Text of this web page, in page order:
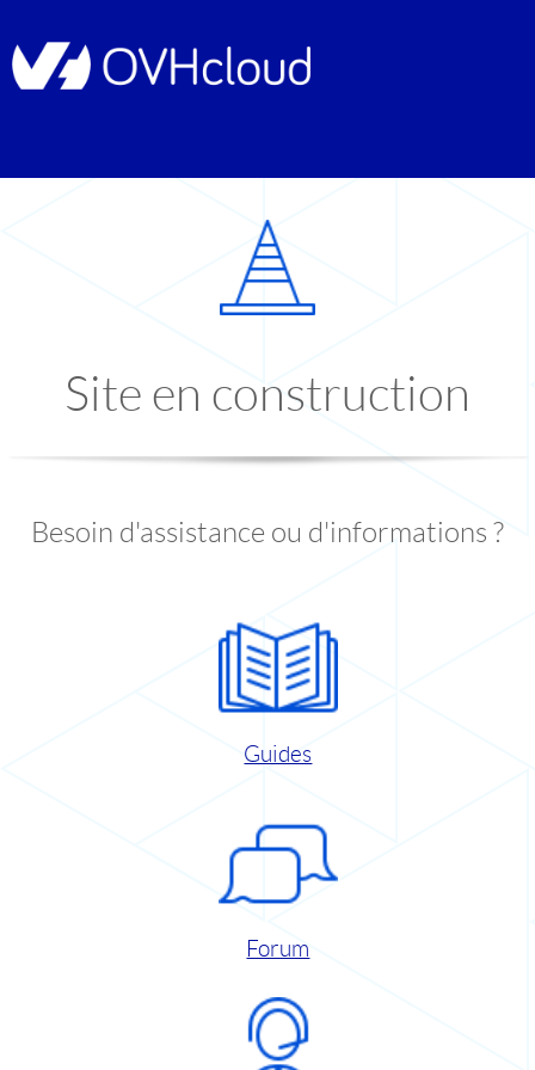
Site en construction
Besoin d'assistance ou d'informations ?
Guides
Forum